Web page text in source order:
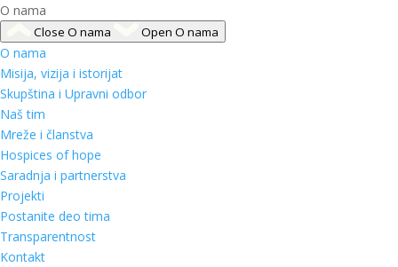
O nama
Close O nama Open O nama
O nama
Misija, vizija i istorijat
Skupština i Upravni odbor
Naš tim
Mreže i članstva
Hospices of hope
Saradnja i partnerstva
Projekti
Postanite deo tima
Transparentnost
Kontakt